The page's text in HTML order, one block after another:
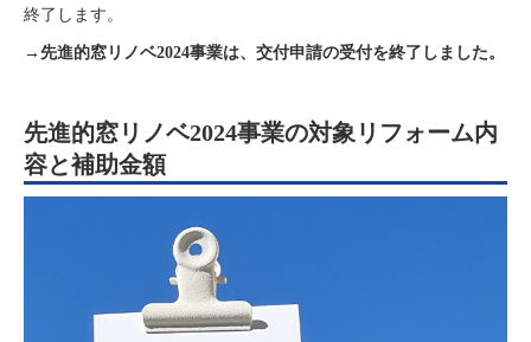
終了します。
→先進的窓リノベ2024事業は、交付申請の受付を終了しました。
先進的窓リノベ2024事業の対象リフォーム内
容と補助金額